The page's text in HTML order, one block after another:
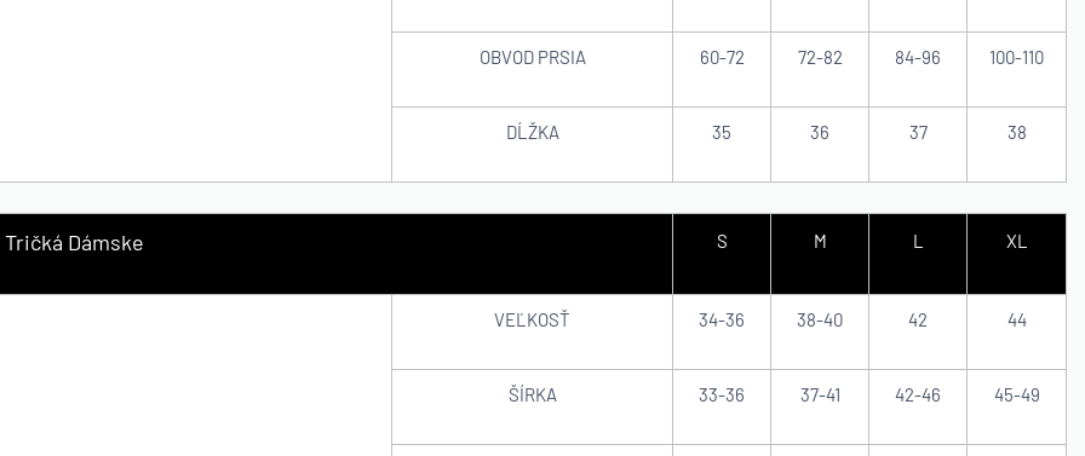
OBVOD PRSIA 60-72 72-82 84-96 100-110
DĹŽKA 35 36 37 38
Tričká Dámske S M L XL
VEĽKOSŤ 34-36 38-40 42 44
ŠÍRKA 33-36 37-41 42-46 45-49